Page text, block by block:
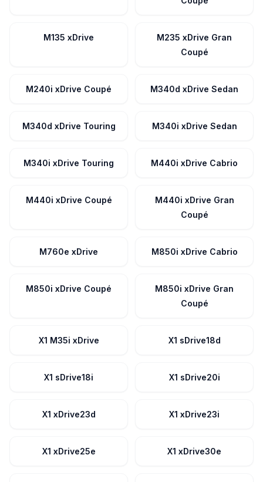
M135 xDrive
M235 xDrive Gran
Coupé
M240i xDrive Coupé M340d xDrive Sedan
M340d xDrive Touring M340i xDrive Sedan
M340i xDrive Touring M440i xDrive Cabrio
M440i xDrive Coupé
M440i xDrive Gran
Coupé
M760e xDrive M850i xDrive Cabrio
M850i xDrive Coupé
M850i xDrive Gran
Coupé
X1 M35i xDrive X1 sDrive18d
X1 sDrive18i X1 sDrive20i
X1 xDrive23d X1 xDrive23i
X1 xDrive25e X1 xDrive30e